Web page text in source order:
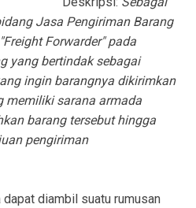
Jasa Pengiriman Barang
Forwarder" pada
yang bertindak sebagai
ingin barangnya dikirimkan
memiliki sarana armada
barang tersebut hingga
pengiriman
diambil suatu rumusan